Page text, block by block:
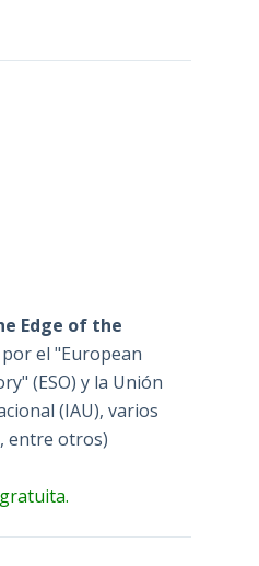
Edge of the
el "European
(ESO) y la Unión
(IAU), varios
entre otros)